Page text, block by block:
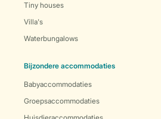
Tiny houses
Villa's
Waterbungalows
Bijzondere accommodaties
Babyaccommodaties
Groepsaccommodaties